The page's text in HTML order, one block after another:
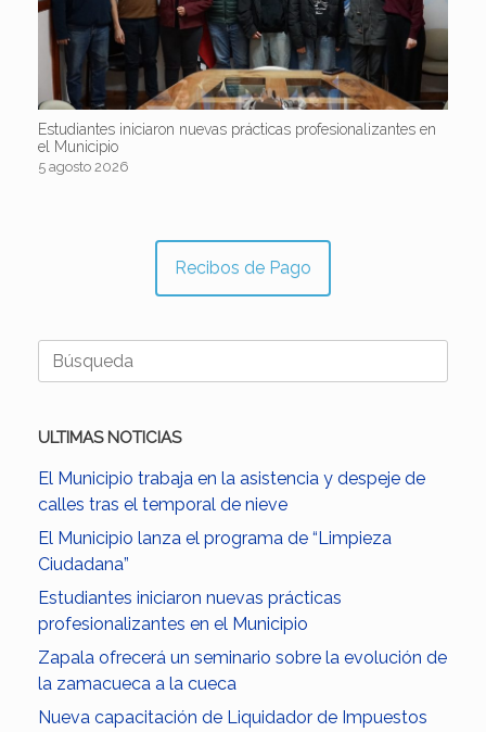
Estudiantes iniciaron nuevas prácticas profesionalizantes en
el Municipio
5 agosto 2026
Recibos de Pago
Buscar:
ULTIMAS NOTICIAS
El Municipio trabaja en la asistencia y despeje de
calles tras el temporal de nieve
El Municipio lanza el programa de “Limpieza
Ciudadana”
Estudiantes iniciaron nuevas prácticas
profesionalizantes en el Municipio
Zapala ofrecerá un seminario sobre la evolución de
la zamacueca a la cueca
Nueva capacitación de Liquidador de Impuestos